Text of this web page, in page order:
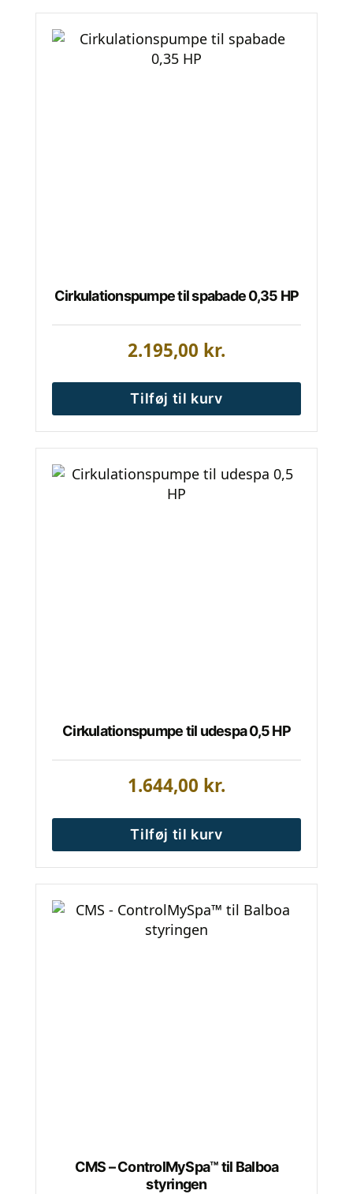
Cirkulationspumpe til spabade 0,35 HP
2.195,00 kr.
Tilføj til kurv
Cirkulationspumpe til udespa 0,5 HP
1.644,00 kr.
Tilføj til kurv
CMS – ControlMySpa™ til Balboa
styringen